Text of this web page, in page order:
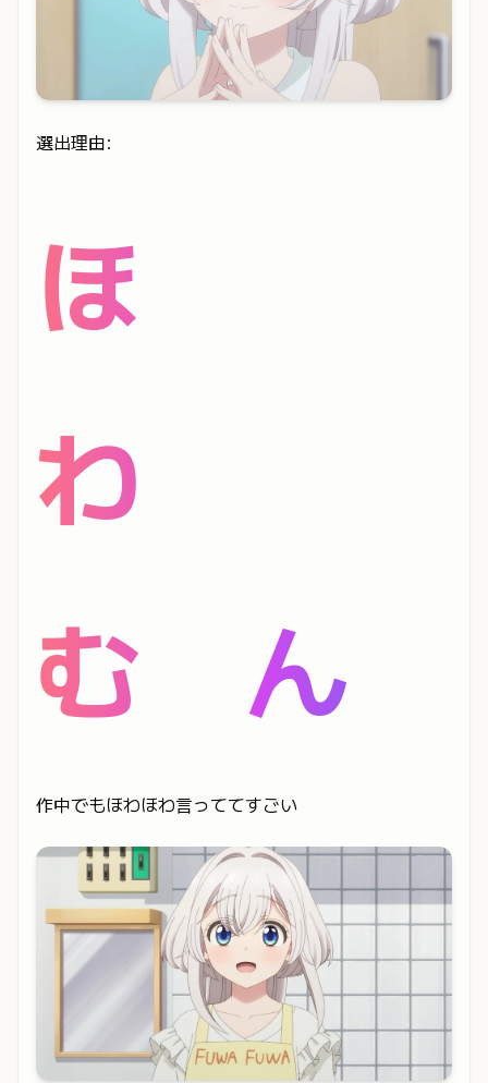
選出理由:
ほ
わ
む ん
作中でもほわほわ言っててすごい